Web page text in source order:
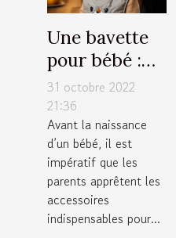
Une bavette
pour bébé :
Quel modèle
de bavoir faut
il avoir pour
votre enfant ?
31 octobre 2022
21:36
Avant la naissance
d’un bébé, il est
impératif que les
parents apprêtent les
accessoires
indispensables pour...